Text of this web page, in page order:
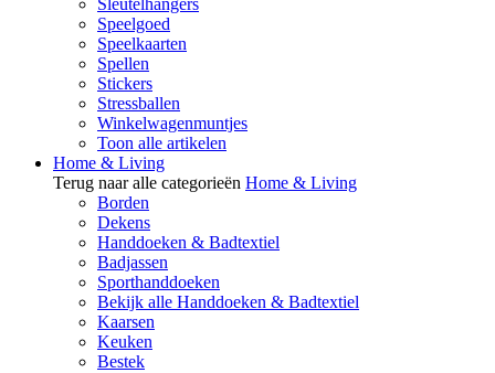
Sleutelhangers
Speelgoed
Speelkaarten
Spellen
Stickers
Stressballen
Winkelwagenmuntjes
Toon alle artikelen
Home & Living
Terug naar alle categorieën Home & Living
Borden
Dekens
Handdoeken & Badtextiel
Badjassen
Sporthanddoeken
Bekijk alle Handdoeken & Badtextiel
Kaarsen
Keuken
Bestek